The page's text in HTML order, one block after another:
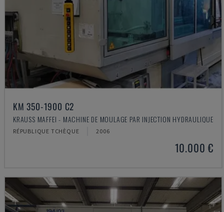
KM 350-1900 C2
KRAUSS MAFFEI - MACHINE DE MOULAGE PAR INJECTION HYDRAULIQUE
RÉPUBLIQUE TCHÈQUE 2006
10.000 €